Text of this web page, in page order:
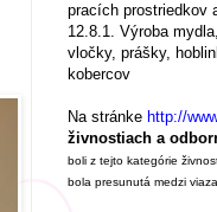
pracích prostriedkov
12.8.1. Výroba
vločky, prášky,
kobercov
Na stránke http://
živnostiach a
boli z tejto kategórie
bola presunutá medzi